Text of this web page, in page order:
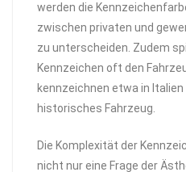
werden die
zwischen privaten und
zu unterscheiden. Zudem
Kennzeichen oft den
kennzeichnen etwa in Italien
historisches Fahrzeug.
Die Komplexität der
nicht nur eine Frage der